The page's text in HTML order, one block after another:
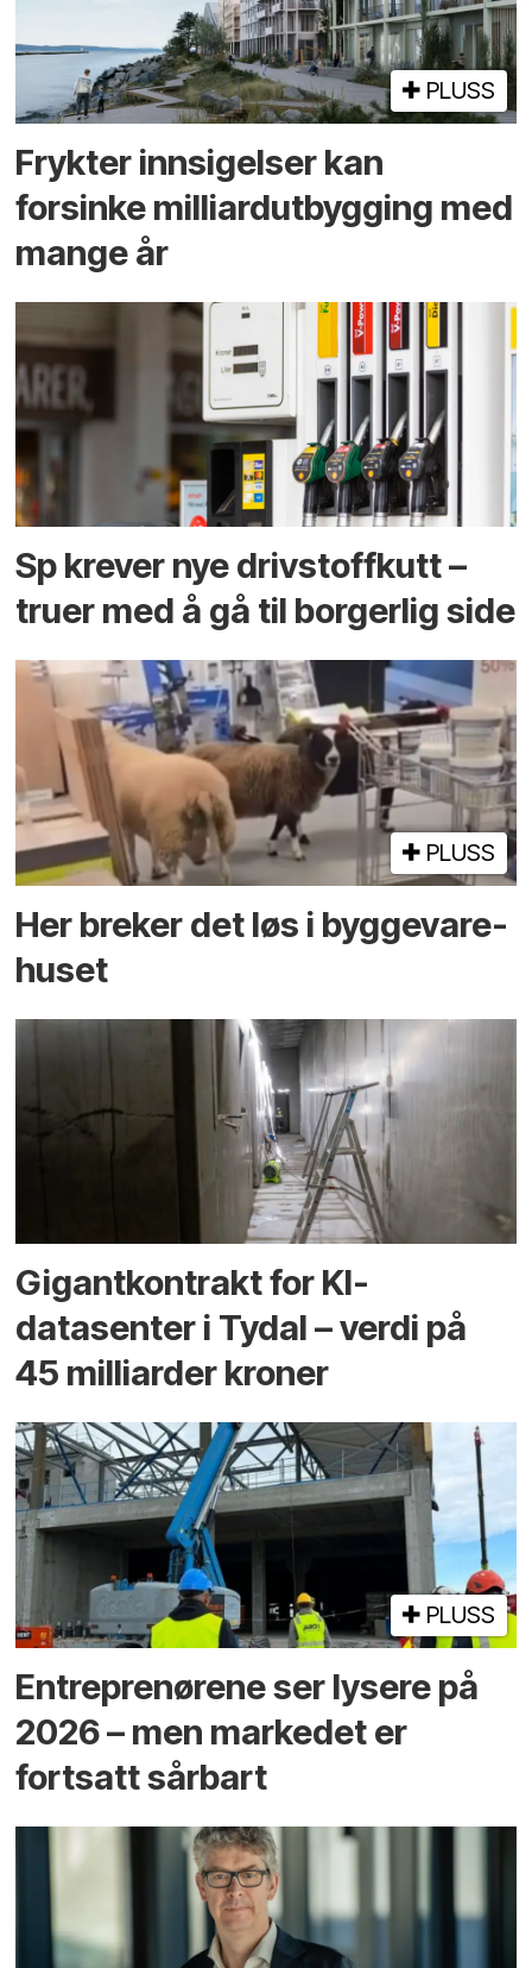
PLUSS
Frykter innsigelser kan
forsinke milliard­utbygging med
mange år
Sp krever nye drivstoffkutt –
truer med å gå til borgerlig side
PLUSS
Her breker det løs i bygge­vare­
huset
Gigantkontrakt for KI-
datasenter i Tydal – verdi på
45 milliarder kroner
PLUSS
Entreprenørene ser lysere på
2026 – men markedet er
fortsatt sårbart